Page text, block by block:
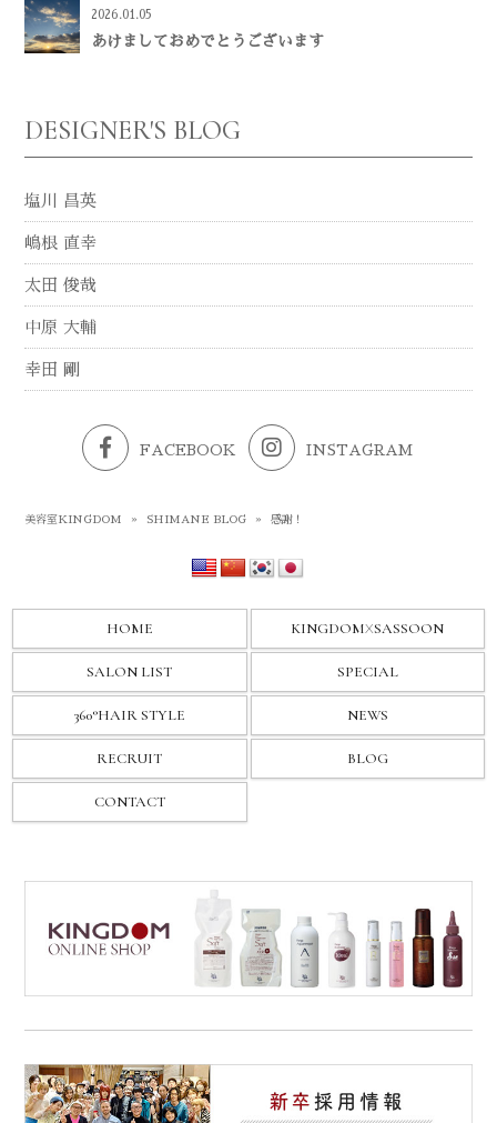
2026.01.05
あけましておめでとうございます
DESIGNER'S BLOG
塩川 昌英
嶋根 直幸
太田 俊哉
中原 大輔
幸田 剛
FACEBOOK INSTAGRAM
美容室KINGDOM » SHIMANE BLOG » 感謝！
HOME KINGDOMXSASSOON
SALON LIST SPECIAL
360°HAIR STYLE NEWS
RECRUIT BLOG
CONTACT